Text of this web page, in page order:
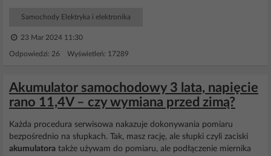
Samochody Elektryka i elektronika
23 Mar 2024 11:30
Odpowiedzi: 26 Wyświetleń: 17289
Akumulator samochodowy 3 lata, napięcie
rano 11,4V – czy wymiana przed zimą?
Każda procedura serwisowa nakazuje dokonywania pomiaru
bezpośrednio na słupkach. Tak, masz rację, ale słupki czyli zaciski
akumulatora także używam do pomiaru, ale podłączenie miernika